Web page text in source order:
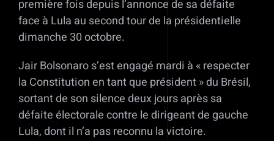
première fois depuis l’annonce de sa défaite
face à Lula au second tour de la présidentielle
dimanche 30 octobre.
Jair Bolsonaro s’est engagé mardi à « respecter
la Constitution en tant que président » du Brésil,
sortant de son silence deux jours après sa
défaite électorale contre le dirigeant de gauche
Lula, dont il n’a pas reconnu la victoire.